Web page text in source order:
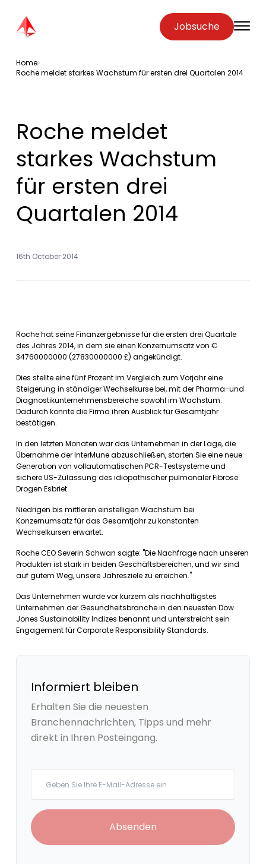
Zenopa Jobsuche
Home
Roche meldet starkes Wachstum für ersten drei Quartalen 2014
Roche meldet
starkes Wachstum
für ersten drei
Quartalen 2014
16th October 2014
Roche hat seine Finanzergebnisse für die ersten drei Quartale
des Jahres 2014, in dem sie einen Konzernumsatz von €
34760000000 (27830000000 £) angekündigt.
Dies stellte eine fünf Prozent im Vergleich zum Vorjahr eine
Steigerung in ständiger Wechselkurse bei, mit der Pharma-und
Diagnostikunternehmensbereiche sowohl im Wachstum.
Dadurch konnte die Firma ihren Ausblick für Gesamtjahr
bestätigen.
In den letzten Monaten war das Unternehmen in der Lage, die
Übernahme der InterMune abzuschließen, starten Sie eine neue
Generation von vollautomatischen PCR-Testsysteme und
sichere US-Zulassung des idiopathischer pulmonaler Fibrose
Drogen Esbriet.
Niedrigen bis mittleren einstelligen Wachstum bei
Konzernumsatz für das Gesamtjahr zu konstanten
Wechselkursen erwartet.
Roche CEO Severin Schwan sagte: "Die Nachfrage nach unseren
Produkten ist stark in beiden Geschäftsbereichen, und wir sind
auf gutem Weg, unsere Jahresziele zu erreichen."
Das Unternehmen wurde vor kurzem als nachhaltigstes
Unternehmen der Gesundheitsbranche in den neuesten Dow
Jones Sustainability Indizes benannt und unterstreicht sein
Engagement für Corporate Responsibility Standards.
Informiert bleiben
Erhalten Sie die neuesten
Branchennachrichten, Tipps und mehr
direkt in Ihren Posteingang.
Absenden